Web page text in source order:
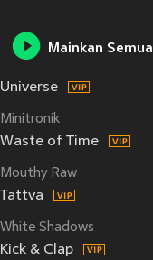
Mainkan Semua
Universe
Minitronik
Waste of Time
Mouthy Raw
Tattva
White Shadows
Kick & Clap